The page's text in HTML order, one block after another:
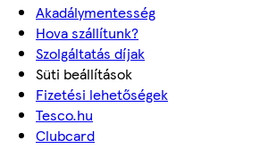
Akadálymentesség
Hova szállítunk?
Szolgáltatás díjak
Süti beállítások
Fizetési lehetőségek
Tesco.hu
Clubcard